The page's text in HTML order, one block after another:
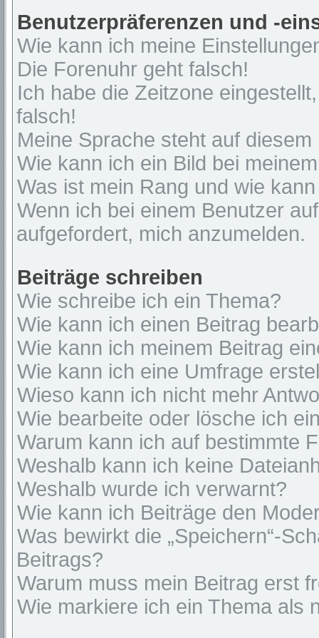
Benutzerpräferenzen und -
Wie kann ich meine
Die Forenuhr geht falsch!
Ich habe die Zeitzone
falsch!
Meine Sprache steht auf
Wie kann ich ein Bild bei
Was ist mein Rang und wie
Wenn ich bei einem Benutzer
aufgefordert, mich anzumelden.
Beiträge schreiben
Wie schreibe ich ein Thema?
Wie kann ich einen Beitrag
Wie kann ich meinem Beitrag
Wie kann ich eine Umfrage
Wieso kann ich nicht mehr
Wie bearbeite oder lösche ich
Warum kann ich auf bestimmte
Weshalb kann ich keine
Weshalb wurde ich verwarnt?
Wie kann ich Beiträge den
Was bewirkt die „Speichern“-
Beitrags?
Warum muss mein Beitrag erst
Wie markiere ich ein Thema als